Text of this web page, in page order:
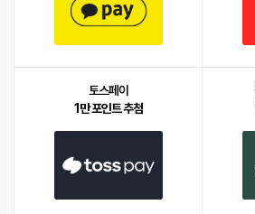
토스페이
1만 포인트 추첨